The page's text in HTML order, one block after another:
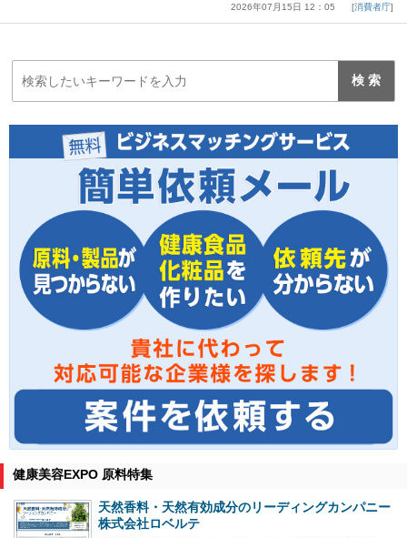
2026年07月15日 12：05 消費者庁
健康美容EXPO 原料特集
天然香料・天然有効成分のリーディングカンパニー
株式会社ロベルテ